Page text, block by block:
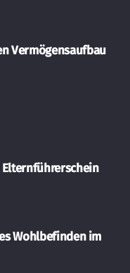
Vermögensaufbau
Wohlbefinden im